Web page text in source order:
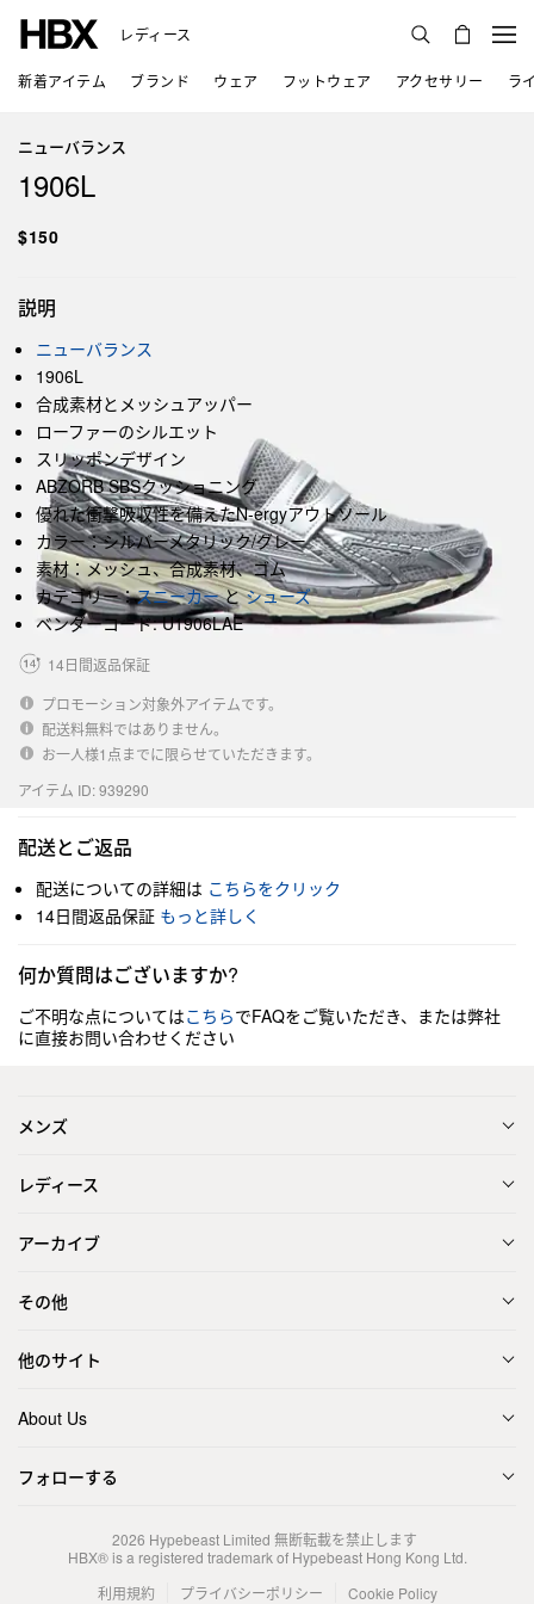
レディース
新着アイテム ブランド ウェア フットウェア アクセサリー ラ
ニューバランス
1906L
$150
説明
ニューバランス
1906L
合成素材とメッシュアッパー
ローファーのシルエット
スリッポンデザイン
ABZORB SBSクッショニング
優れた衝撃吸収性を備えたN-ergyアウトソール
カラー：シルバーメタリック/グレー
素材：メッシュ、合成素材、ゴム
カテゴリー：スニーカーとシューズ
ベンダーコード: U1906LAE
14日間返品保証
プロモーション対象外アイテムです。
配送料無料ではありません。
お一人様1点までに限らせていただきます。
アイテム ID: 939290
配送とご返品
配送についての詳細は こちらをクリック
14日間返品保証 もっと詳しく
何か質問はございますか?
ご不明な点についてはこちらでFAQをご覧いただき、または弊社
に直接お問い合わせください
メンズ
レディース
アーカイブ
その他
他のサイト
About Us
フォローする
2026 Hypebeast Limited 無断転載を禁止します
HBX® is a registered trademark of Hypebeast Hong Kong Ltd.
利用規約
プライバシーポリシー Cookie Policy